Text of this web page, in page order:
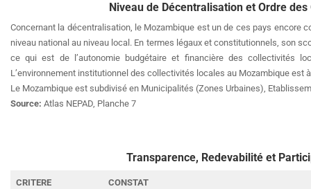
Niveau de Décentralisation et Ordre
Concernant la décentralisation, le Mozambique est un de ces pays encore
niveau national au niveau local. En termes légaux et constitutionnels, son
ce qui est de l’autonomie budgétaire et financière des collectivités
L’environnement institutionnel des collectivités locales au Mozambique
Le Mozambique est subdivisé en Municipalités (Zones Urbaines),
Source: Atlas NEPAD, Planche 7
Transparence, Redevabilité et
CRITERE CONSTAT